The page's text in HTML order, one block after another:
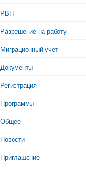
РВП
Разрешение на работу
Миграционный учет
Документы
Регистрация
Программы
Общее
Новости
Приглашение